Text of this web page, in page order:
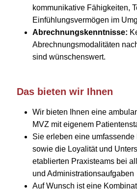
kommunikative Fähigkeiten,
Einfühlungsvermögen im
Abrechnungskenntnisse:
Abrechnungsmodalitäten
sind wünschenswert.
Das bieten wir Ihnen
Wir bieten Ihnen eine
MVZ mit eigenem
Sie erleben eine umfassende
sowie die Loyalität und
etablierten Praxisteams bei
und Administrationsaufgaben
Auf Wunsch ist eine